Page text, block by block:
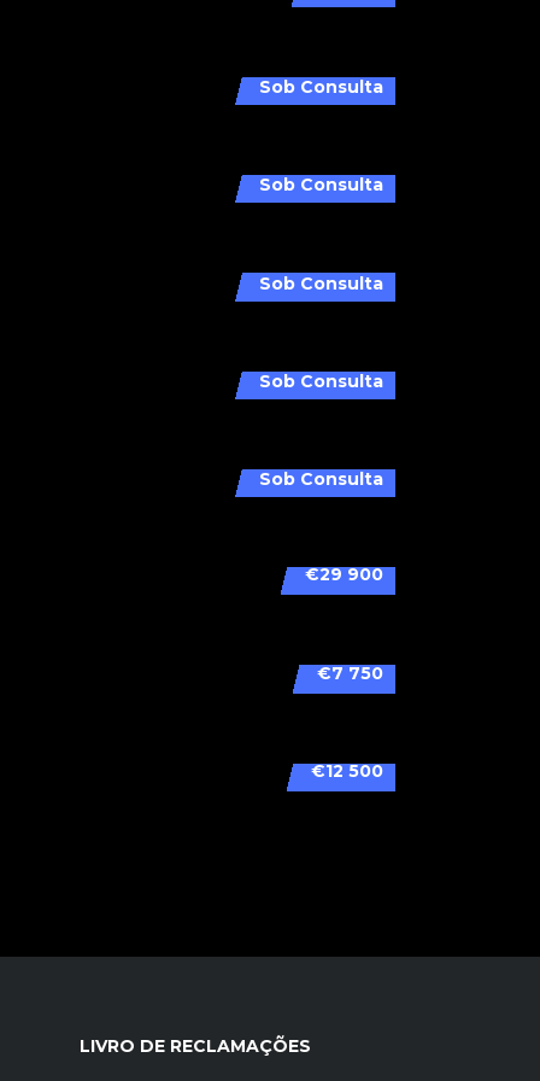
Sob Consulta
Sob Consulta
Sob Consulta
Sob Consulta
Sob Consulta
€29 900
€7 750
€12 500
LIVRO DE RECLAMAÇÕES